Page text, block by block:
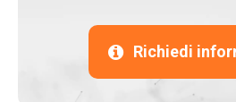
Richiedi